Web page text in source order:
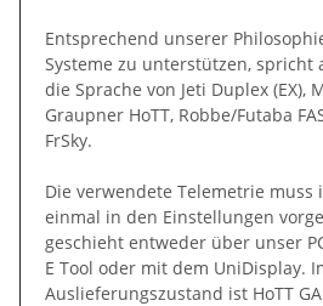
Entsprechend unserer
Systeme zu unterstützen, spricht
die Sprache von Jeti Duplex (EX),
Graupner HoTT, Robbe/Futaba
FrSky.
Die verwendete Telemetrie muss
einmal in den Einstellungen
geschieht entweder über unser
E Tool oder mit dem UniDisplay.
Auslieferungszustand ist HoTT